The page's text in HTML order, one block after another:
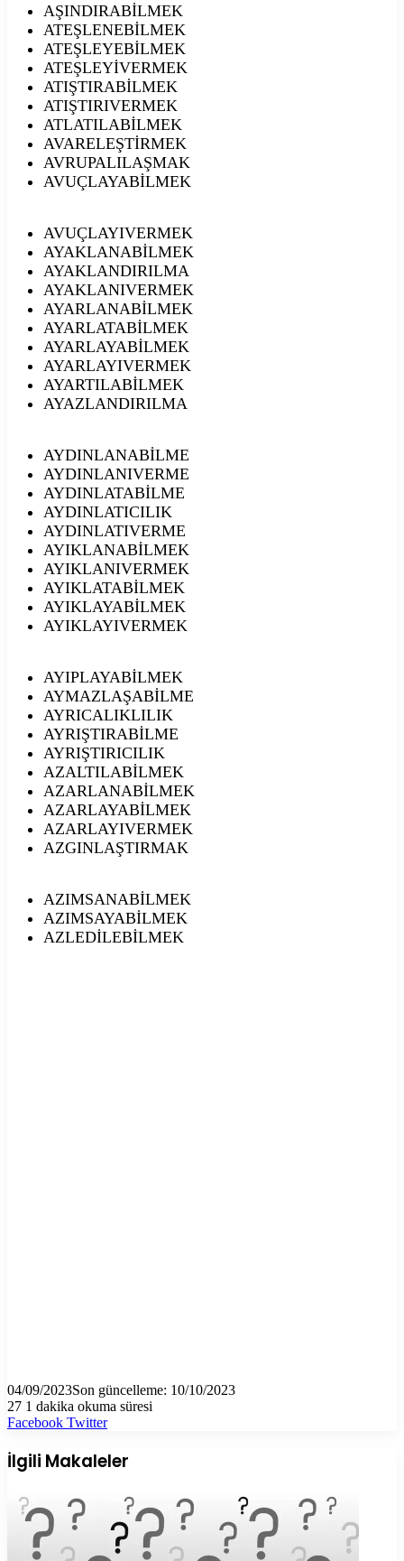
AŞINDIRABİLMEK
ATEŞLENEBİLMEK
ATEŞLEYEBİLMEK
ATEŞLEYİVERMEK
ATIŞTIRABİLMEK
ATIŞTIRIVERMEK
ATLATILABİLMEK
AVARELEŞTİRMEK
AVRUPALILAŞMAK
AVUÇLAYABİLMEK
AVUÇLAYIVERMEK
AYAKLANABİLMEK
AYAKLANDIRILMA
AYAKLANIVERMEK
AYARLANABİLMEK
AYARLATABİLMEK
AYARLAYABİLMEK
AYARLAYIVERMEK
AYARTILABİLMEK
AYAZLANDIRILMA
AYDINLANABİLME
AYDINLANIVERME
AYDINLATABİLME
AYDINLATICILIK
AYDINLATIVERME
AYIKLANABİLMEK
AYIKLANIVERMEK
AYIKLATABİLMEK
AYIKLAYABİLMEK
AYIKLAYIVERMEK
AYIPLAYABİLMEK
AYMAZLAŞABİLME
AYRICALIKLILIK
AYRIŞTIRABİLME
AYRIŞTIRICILIK
AZALTILABİLMEK
AZARLANABİLMEK
AZARLAYABİLMEK
AZARLAYIVERMEK
AZGINLAŞTIRMAK
AZIMSANABİLMEK
AZIMSAYABİLMEK
AZLEDİLEBİLMEK
04/09/2023Son güncelleme: 10/10/2023
27 1 dakika okuma süresi
Facebook TwitterLinkedIn
Tumblr
Pinterest
Reddit
VKontakte
E-
ile
paylaş
Yazdır
İlgili Makaleler